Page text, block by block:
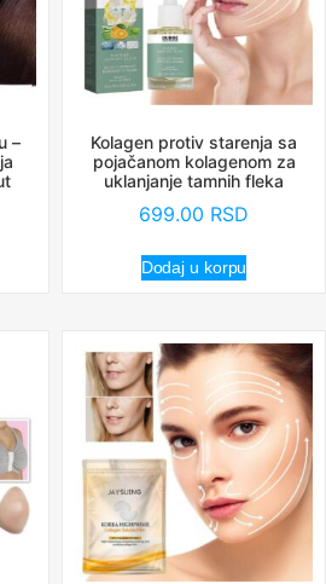
–
Kolagen protiv starenja sa
pojačanom kolagenom za
uklanjanje tamnih fleka
699.00 RSD
Dodaj u korpu